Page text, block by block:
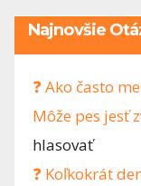
Najnovšie
❓ Ako často
Môže pes jesť
hlasovať
❓ Koľkokrát